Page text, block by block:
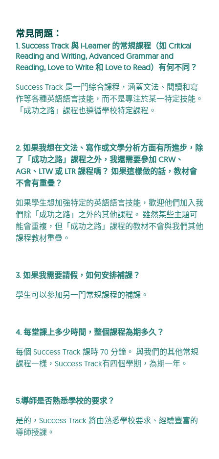
常見問題：
1. Success Track 與 i-Learner 的常規課程（如 Critical
Reading and Writing, Advanced Grammar and
Reading, Love to Write 和 Love to Read）有何不同？
Success Track 是一門綜合課程，涵蓋文法、閱讀和寫
作等各種英語語言技能，而不是專注於某一特定技能。
「成功之路」課程也遵循學校特定課程。
2. 如果我想在文法、寫作或文學分析方面有所進步，除
了「成功之路」課程之外，我還需要參加 CRW、
AGR、LTW 或 LTR 課程嗎？ 如果這樣做的話，教材會
不會有重疊？
如果學生想加強特定的英語語言技能，歡迎他們加入我
們除「成功之路」之外的其他課程。 雖然某些主題可
能會重複，但「成功之路」課程的教材不會與我們其他
課程教材重疊。
3. 如果我需要請假，如何安排補課？
學生可以參加另一門常規課程的補課。
4. 每堂課上多少時間，整個課程為期多久？
每個 Success Track 課時 70 分鐘。 與我們的其他常規
課程一樣，Success Track有四個學期，為期一年。
5.導師是否熟悉學校的要求？
是的，Success Track 將由熟悉學校要求、經驗豐富的
導師授課。